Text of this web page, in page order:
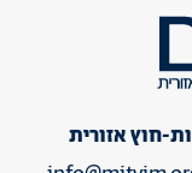
חוץ אזורית